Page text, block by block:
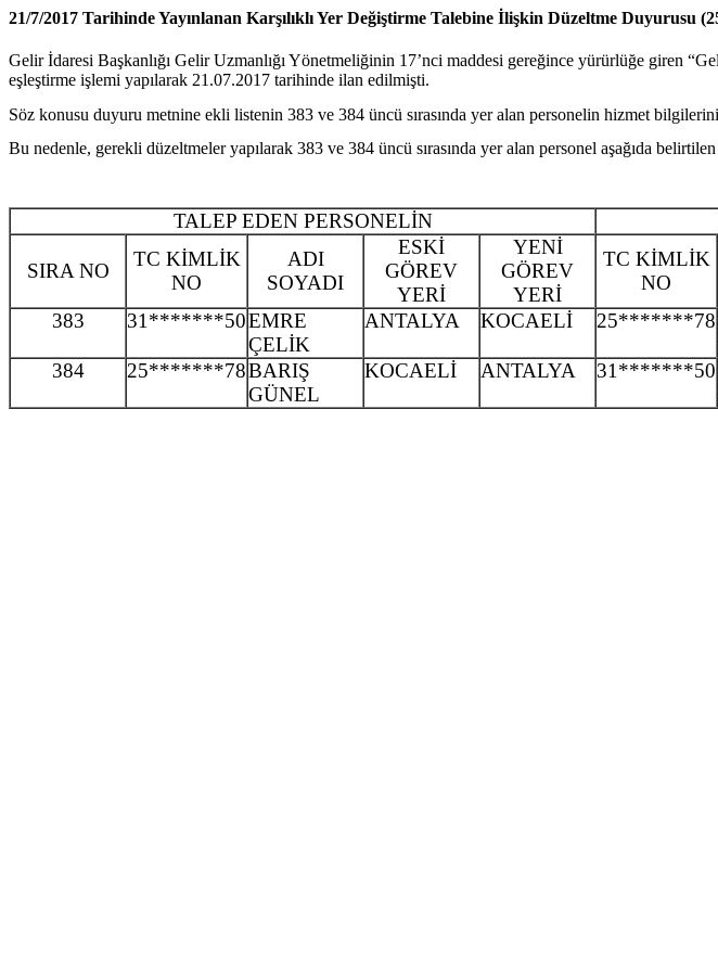
21/7/2017 Tarihinde Yayınlanan Karşılıklı Yer Değiştirme Talebine İlişkin Düzeltme Duyurusu
Gelir İdaresi Başkanlığı Gelir Uzmanlığı Yönetmeliğinin 17’nci maddesi gereğince yürürlüğe giren
eşleştirme işlemi yapılarak 21.07.2017 tarihinde ilan edilmişti.
Söz konusu duyuru metnine ekli listenin 383 ve 384 üncü sırasında yer alan personelin hizmet
Bu nedenle, gerekli düzeltmeler yapılarak 383 ve 384 üncü sırasında yer alan personel aşağıda
TALEP EDEN PERSONELİN
SIRA NO
TC KİMLİK
NO
ADI
SOYADI
ESKİ
GÖREV
YERİ
YENİ
GÖREV
YERİ
TC KİMLİK
NO
383
31*******50EMRE
ÇELİK
ANTALYA KOCAELİ 25*******78
384 25*******78BARIŞ
GÜNEL
KOCAELİ ANTALYA 31*******50